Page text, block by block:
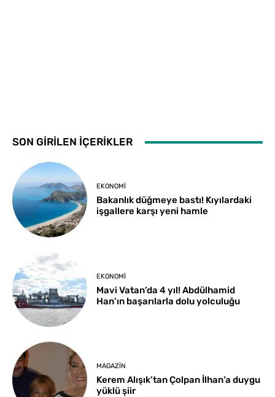
SON GİRİLEN İÇERİKLER
EKONOMI
Bakanlık düğmeye bastı! Kıyılardaki
işgallere karşı yeni hamle
EKONOMI
Mavi Vatan’da 4 yıl! Abdülhamid
Han’ın başarılarla dolu yolculuğu
MAGAZIN
Kerem Alışık’tan Çolpan İlhan’a duygu
yüklü şiir